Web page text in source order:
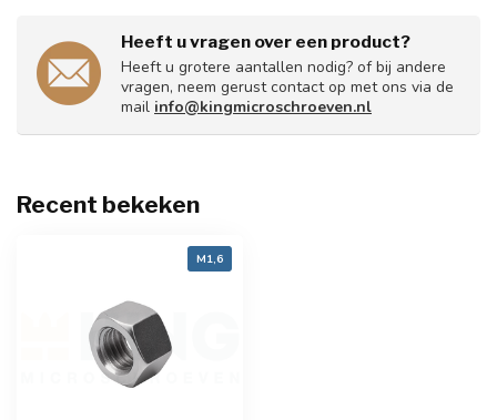
Heeft u vragen over een product?
Heeft u grotere aantallen nodig? of bij andere
vragen, neem gerust contact op met ons via de
mail info@kingmicroschroeven.nl
Recent bekeken
M1,6